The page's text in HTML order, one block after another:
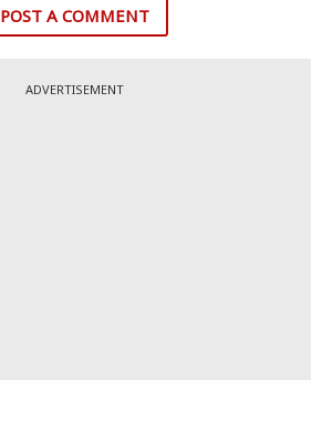
POST A COMMENT
ADVERTISEMENT